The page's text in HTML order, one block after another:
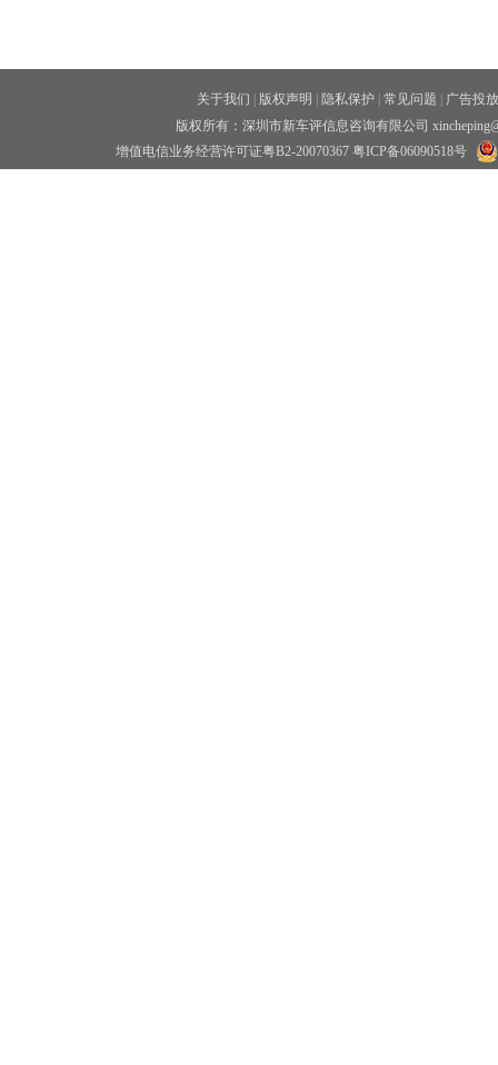
关于我们 版权声明 隐私保护 常见问题
广告投放
版权所有：深圳市新车评信息咨询有限公司
增值电信业务经营许可证粤B2-20070367 粤ICP备06090518号